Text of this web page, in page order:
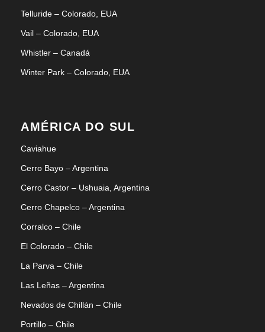
Planejando sua snowtrip?
EU QUERO
MONTANHAS!
Telluride – Colorado, EUA
Vail – Colorado, EUA
Whistler – Canadá
Winter Park – Colorado, EUA
AMÉRICA DO SUL
Caviahue
Cerro Bayo – Argentina
Cerro Castor – Ushuaia, Argentina
Cerro Chapelco – Argentina
Corralco – Chile
El Colorado – Chile
La Parva – Chile
Las Leñas – Argentina
Nevados de Chillán – Chile
Portillo – Chile